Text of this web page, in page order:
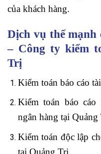
của khách hàng.
Dịch vụ thế
– Công ty kiểm
Trị
Kiểm toán báo cáo
Kiểm toán báo
ngân hàng tại Quảng
Kiểm toán độc lập
tại Quảng Trị.